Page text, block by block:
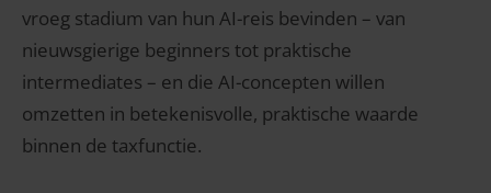
vroeg stadium van hun AI-reis bevinden – van
nieuwsgierige beginners tot praktische
intermediates – en die AI-concepten willen
omzetten in betekenisvolle, praktische waarde
binnen de taxfunctie.